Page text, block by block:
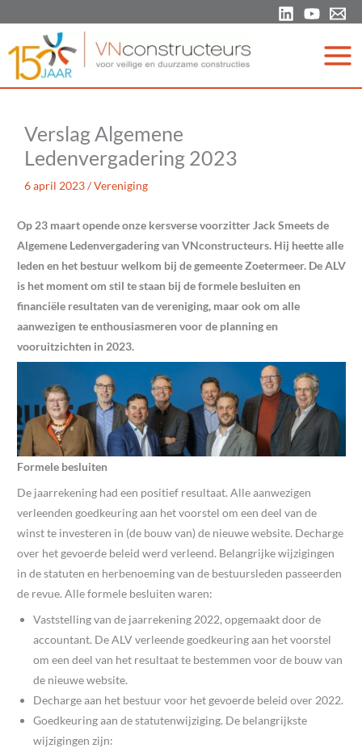
de
inhoud
Verslag Algemene
Ledenvergadering 2023
6 april 2023/Vereniging
Op 23 maart opende onze kersverse voorzitter Jack Smeets de
Algemene Ledenvergadering van VNconstructeurs. Hij heette alle
leden en het bestuur welkom bij de gemeente Zoetermeer. De ALV
is het moment om stil te staan bij de formele besluiten en
financiële resultaten van de vereniging, maar ook om alle
aanwezigen te enthousiasmeren voor de planning en
vooruitzichten in 2023.
Formele besluiten
De jaarrekening had een positief resultaat. Alle aanwezigen
verleenden goedkeuring aan het voorstel om een deel van de
winst te investeren in (de bouw van) de nieuwe website. Decharge
over het gevoerde beleid werd verleend. Belangrijke wijzigingen
in de statuten en herbenoeming van de bestuursleden passeerden
de revue. Alle formele besluiten waren:
Vaststelling van de jaarrekening 2022, opgemaakt door de
accountant. De ALV verleende goedkeuring aan het voorstel
om een deel van het resultaat te bestemmen voor de bouw van
de nieuwe website.
Decharge aan het bestuur voor het gevoerde beleid over 2022.
Goedkeuring aan de statutenwijziging. De belangrijkste
wijzigingen zijn: